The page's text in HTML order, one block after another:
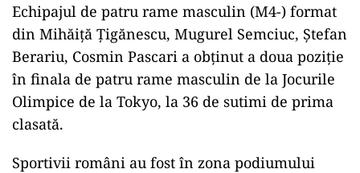
Echipajul de patru rame masculin (M4-) format
din Mihăiță Țigănescu, Mugurel Semciuc, Ștefan
Berariu, Cosmin Pascari a obținut a doua poziție
în finala de patru rame masculin de la Jocurile
Olimpice de la Tokyo, la 36 de sutimi de prima
clasată.
Sportivii români au fost în zona podiumului